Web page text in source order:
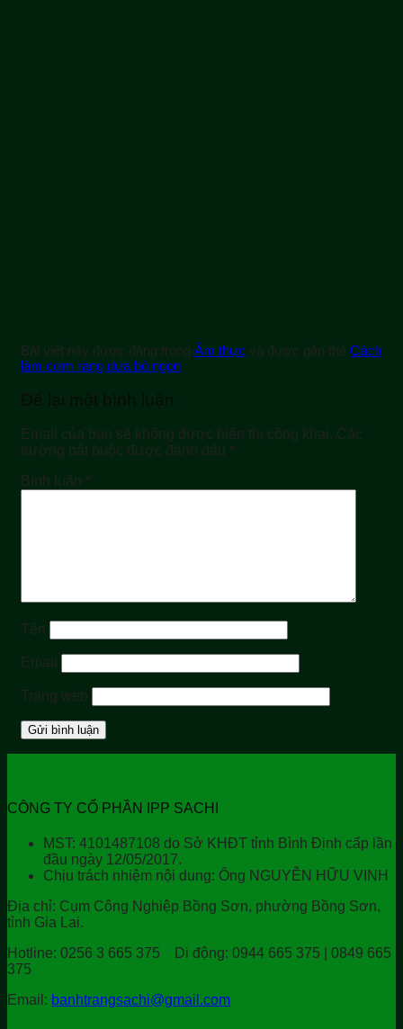
Bài viết này được đăng trong Ẩm thực và được gắn thẻ Cách
làm cơm rang dưa bò ngon.
Để lại một bình luận
Email của bạn sẽ không được hiển thị công khai. Các
trường bắt buộc được đánh dấu *
Bình luận *
Tên
Email
Trang web
CÔNG TY CỔ PHẦN IPP SACHI
MST: 4101487108 do Sở KHĐT tỉnh Bình Định cấp lần
đầu ngày 12/05/2017.
Chịu trách nhiệm nội dung: Ông NGUYỄN HỮU VINH
Địa chỉ: Cụm Công Nghiệp Bồng Sơn, phường Bồng Sơn,
tỉnh Gia Lai.
Hotline: 0256 3 665 375 Di động: 0944 665 375 | 0849 665
375
Email: banhtrangsachi@gmail.com